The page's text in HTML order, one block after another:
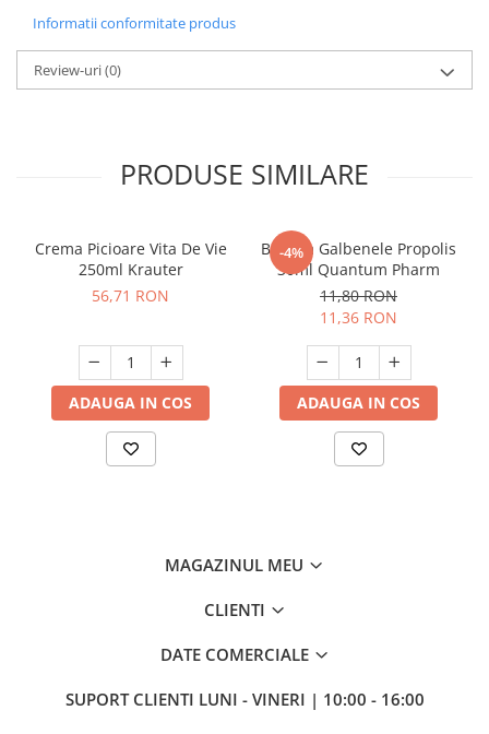
Informatii conformitate produs
Review-uri(0)
PRODUSE SIMILARE
Crema Picioare Vita De Vie
250ml Krauter
56,71 RON
ADAUGA IN COS
-4%
Balsam Galbenele Propolis
30ml Quantum Pharm
11,80 RON
11,36 RON
ADAUGA IN COS
MAGAZINUL MEU
CLIENTI
DATE COMERCIALE
SUPORT CLIENTI LUNI - VINERI | 10:00 - 16:00